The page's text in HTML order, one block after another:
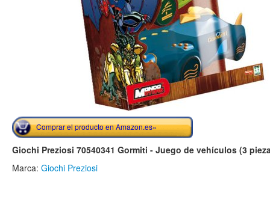
Comprar el producto en Amazon.es»
Giochi Preziosi 70540341 Gormiti - Juego de vehículos (3
Marca: Giochi Preziosi